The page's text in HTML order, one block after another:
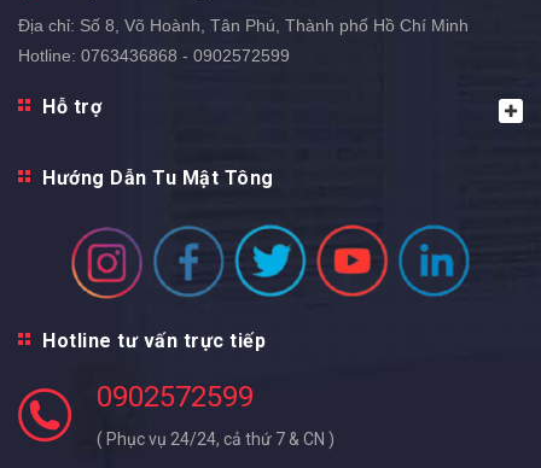
Địa chỉ: Số 8, Võ Hoành, Tân Phú, Thành phố Hồ Chí Minh
Hotline: 0763436868 - 0902572599
Hỗ trợ
Hướng Dẫn Tu Mật Tông
Hotline tư vấn trực tiếp
0902572599
( Phục vụ 24/24, cả thứ 7 & CN )